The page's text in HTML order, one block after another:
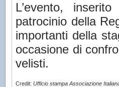
L’evento,
patrocinio della
importanti della
occasione di
velisti.
Credit: Ufficio stampa Associazione